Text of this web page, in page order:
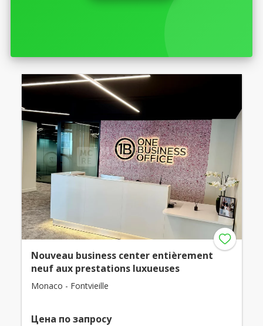
Nouveau business center entièrement
neuf aux prestations luxueuses
Monaco - Fontvieille
Цена по запросу